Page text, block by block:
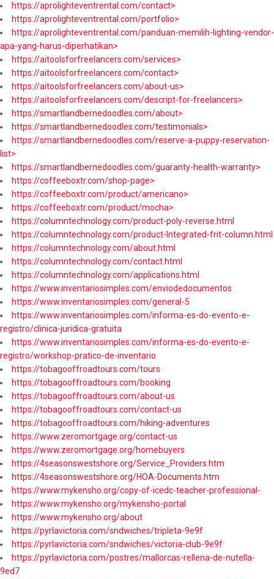
https://aprolighteventrental.com/contact>
https://aprolighteventrental.com/portfolio>
https://aprolighteventrental.com/panduan-memilih-lighting-vendor-
apa-yang-harus-diperhatikan>
https://aitoolsforfreelancers.com/services>
https://aitoolsforfreelancers.com/contact>
https://aitoolsforfreelancers.com/about-us>
https://aitoolsforfreelancers.com/descript-for-freelancers>
https://smartlandbernedoodles.com/about>
https://smartlandbernedoodles.com/testimonials>
https://smartlandbernedoodles.com/reserve-a-puppy-reservation-
list>
https://smartlandbernedoodles.com/guaranty-health-warranty>
https://coffeeboxtr.com/shop-page>
https://coffeeboxtr.com/product/americano>
https://coffeeboxtr.com/product/mocha>
https://columntechnology.com/product-poly-reverse.html
https://columntechnology.com/product-Integrated-frit-column.html
https://columntechnology.com/about.html
https://columntechnology.com/contact.html
https://columntechnology.com/applications.html
https://www.inventariosimples.com/enviodedocumentos
https://www.inventariosimples.com/general-5
https://www.inventariosimples.com/informa-es-do-evento-e-
registro/clinica-juridica-gratuita
https://www.inventariosimples.com/informa-es-do-evento-e-
registro/workshop-pratico-de-inventario
https://tobagooffroadtours.com/tours
https://tobagooffroadtours.com/booking
https://tobagooffroadtours.com/about-us
https://tobagooffroadtours.com/contact-us
https://tobagooffroadtours.com/hiking-adventures
https://www.zeromortgage.org/contact-us
https://www.zeromortgage.org/homebuyers
https://4seasonswestshore.org/Service_Providers.htm
https://4seasonswestshore.org/HOA-Documents.htm
https://www.mykensho.org/copy-of-icedc-teacher-professional-
https://www.mykensho.org/mykensho-portal
https://www.mykensho.org/about
https://pyrlavictoria.com/sndwiches/tripleta-9e9f
https://pyrlavictoria.com/sndwiches/victoria-club-9e9f
https://pyrlavictoria.com/postres/mallorcas-rellena-de-nutella-
9ed7